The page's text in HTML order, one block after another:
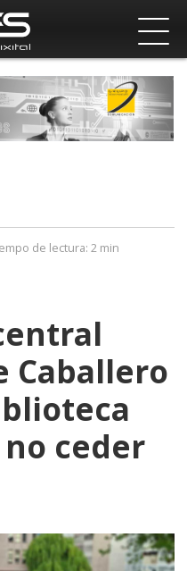
de lectura: 2 min
Caballero
ceder